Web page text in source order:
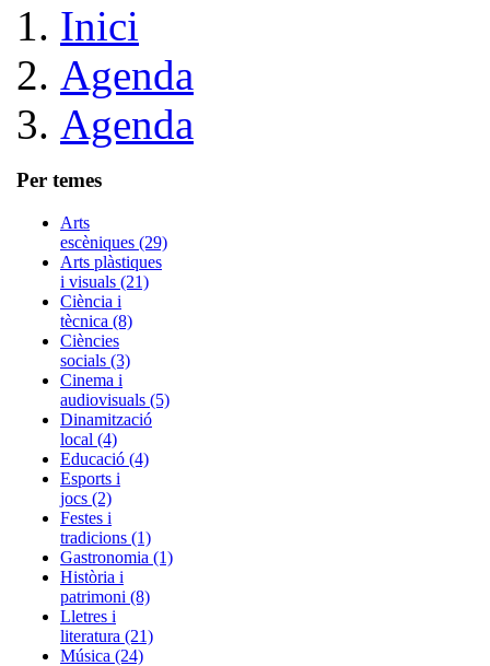
Inici
Agenda
Agenda
Per temes
Arts
escèniques (29)
Arts plàstiques
i visuals (21)
Ciència i
tècnica (8)
Ciències
socials (3)
Cinema i
audiovisuals (5)
Dinamització
local (4)
Educació (4)
Esports i
jocs (2)
Festes i
tradicions (1)
Gastronomia (1)
Història i
patrimoni (8)
Lletres i
literatura (21)
Música (24)